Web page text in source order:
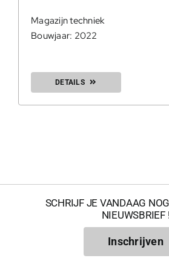
Magazijn techniek
Bouwjaar: 2022
DETAILS
SCHRIJF JE VANDAAG
NIEUWSBRIEF !
Inschrijven